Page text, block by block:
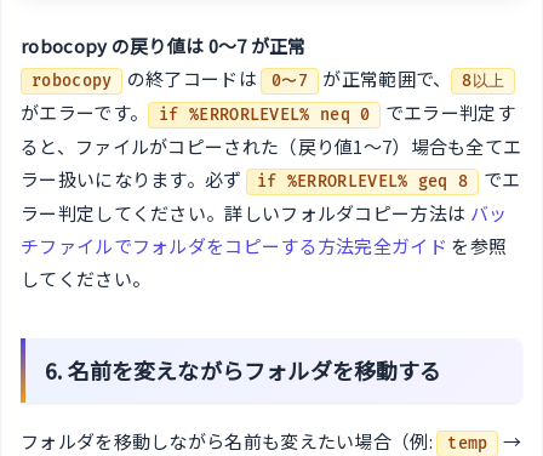
robocopy の戻り値は 0〜7 が正常
robocopy の終了コードは 0〜7 が正常範囲で、 8以上
がエラーです。 if %ERRORLEVEL% neq 0
でエラー判定す
ると、ファイルがコピーされた（戻り値1〜7）場合も全てエ
ラー扱いになります。必ず
if %ERRORLEVEL% geq 8
でエ
ラー判定してください。詳しいフォルダコピー方法は バッ
チファイルでフォルダをコピーする方法完全ガイド を参照
してください。
6. 名前を変えながらフォルダを移動する
フォルダを移動しながら名前も変えたい場合（例: temp →